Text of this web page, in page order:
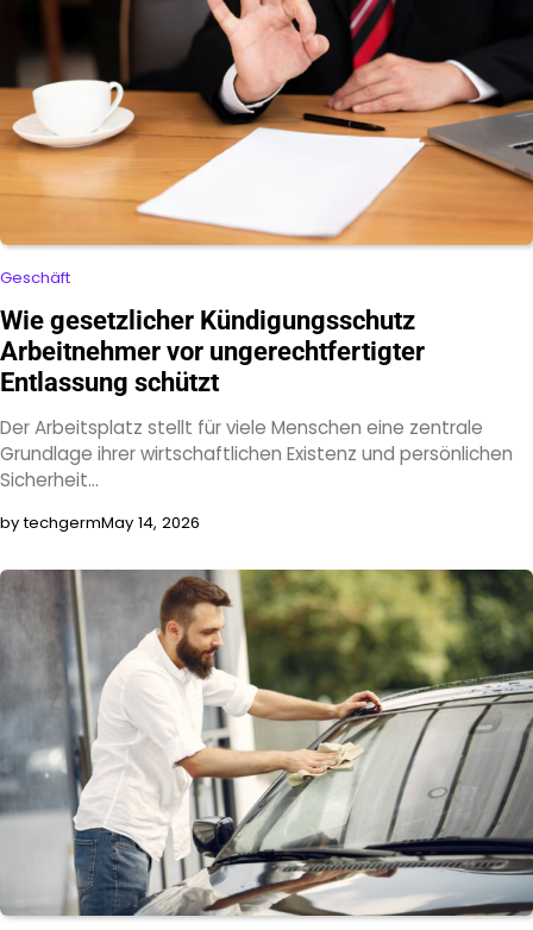
Geschäft
Wie gesetzlicher Kündigungsschutz
Arbeitnehmer vor ungerechtfertigter
Entlassung schützt
Der Arbeitsplatz stellt für viele Menschen eine zentrale
Grundlage ihrer wirtschaftlichen Existenz und persönlichen
Sicherheit…
by techgermMay 14, 2026